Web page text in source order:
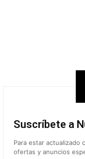
Suscríbete a
Para estar actualizado
ofertas y anuncios